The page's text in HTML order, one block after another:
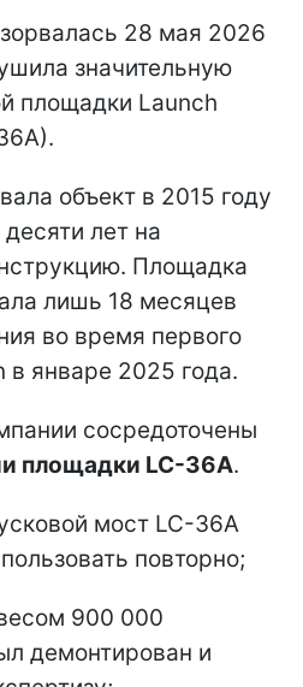
28 мая 2026
значительную
площадки Launch
объект в 2015 году
лет на
Площадка
лишь 18 месяцев
во время первого
в январе 2025 года.
сосредоточены
площадки LC-36A.
мост LC-36A
повторно;
900 000
демонтирован и